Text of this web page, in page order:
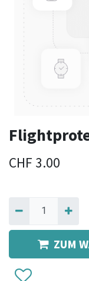
CHF 3.00
ZUM